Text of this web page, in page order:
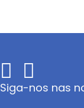
Siga-nos nas